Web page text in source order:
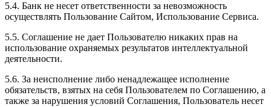
5.4. Банк не несет ответственности за невозможность
осуществлять Пользование Сайтом, Использование Сервиса.
5.5. Соглашение не дает Пользователю никаких прав на
использование охраняемых результатов интеллектуальной
деятельности.
5.6. За неисполнение либо ненадлежащее исполнение
обязательств, взятых на себя Пользователем по Соглашению, а
также за нарушения условий Соглашения, Пользователь несет